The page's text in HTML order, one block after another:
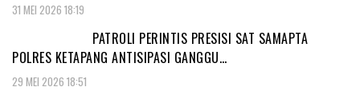
31 MEI 2026 18:19
PATROLI PERINTIS PRESISI SAT SAMAPTA
POLRES KETAPANG ANTISIPASI GANGGU…
29 MEI 2026 18:51